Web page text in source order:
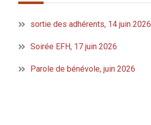
sortie des adhérents, 14 juin 2026
Soirée EFH, 17 juin 2026
Parole de bénévole, juin 2026